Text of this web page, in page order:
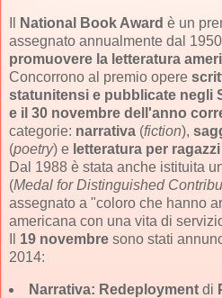
National Book Award è un
assegnato annualmente dal
promuovere la letteratura
Concorrono al premio opere
statunitensi e pubblicate negli
e il 30 novembre dell'anno
categorie: narrativa (fiction),
(poetry) e letteratura per ragazzi
Dal 1988 è stata anche istituita
(Medal for Distinguished
assegnato a "coloro che hanno
americana con una vita di
19 novembre sono stati
2014:
Narrativa: Redeploymentdi